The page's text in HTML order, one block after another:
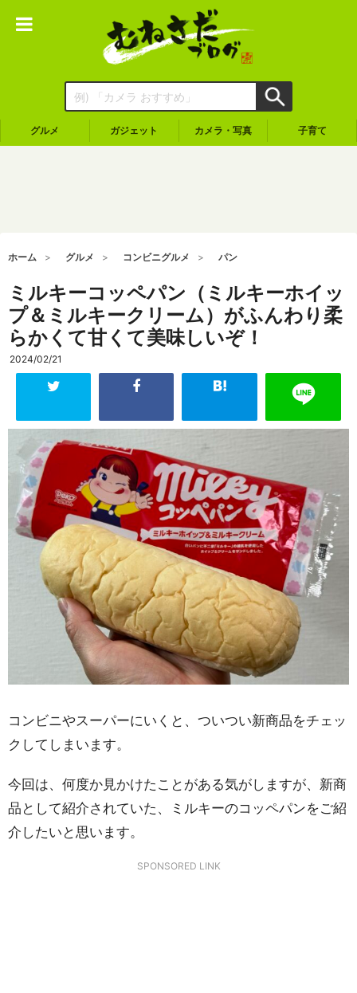
グルメ ガジェット カメラ・写真 子育て
ホーム グルメ コンビニグルメ パン
ミルキーコッペパン（ミルキーホイッ
プ＆ミルキークリーム）がふんわり柔
らかくて甘くて美味しいぞ！
2024/02/21
コンビニやスーパーにいくと、ついつい新商品をチェッ
クしてしまいます。
今回は、何度か見かけたことがある気がしますが、新商
品として紹介されていた、ミルキーのコッペパンをご紹
介したいと思います。
SPONSORED LINK